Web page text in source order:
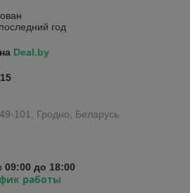
год
Deal.by
101, Гродно, Беларусь
09:00 до 18:00
работы